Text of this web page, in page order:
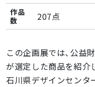
作品
数
207点
この企画展では、公益
が選定した商品を紹介
石川県デザインセンタ